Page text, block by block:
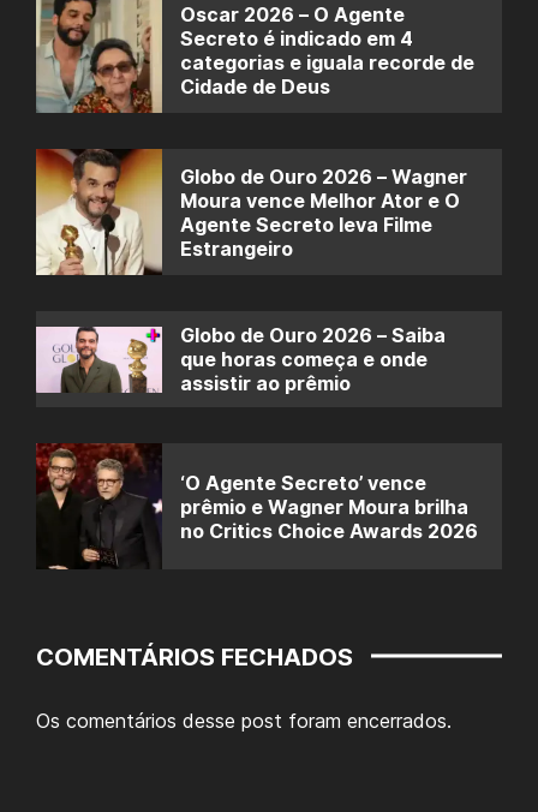
Oscar 2026 – O Agente
Secreto é indicado em 4
categorias e iguala recorde de
Cidade de Deus
Globo de Ouro 2026 – Wagner
Moura vence Melhor Ator e O
Agente Secreto leva Filme
Estrangeiro
Globo de Ouro 2026 – Saiba
que horas começa e onde
assistir ao prêmio
‘O Agente Secreto’ vence
prêmio e Wagner Moura brilha
no Critics Choice Awards 2026
COMENTÁRIOS FECHADOS
Os comentários desse post foram encerrados.